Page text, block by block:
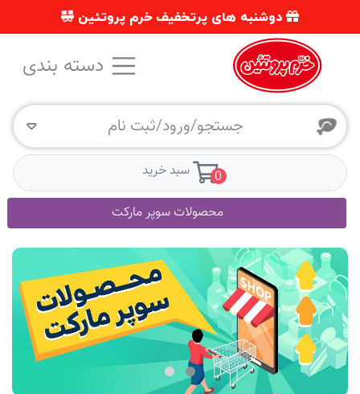
دوشنبه های پرتخفیف خرم پروتئین
جستجو/ورود/ثبت نام
0 سبد خرید
محصولات سوپر مارکت